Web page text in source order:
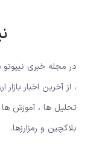
در مجله خبری نیپوتو
، از آخرین اخبار
تحلیل ها ، آموزش ها
بلاکچین و رمزارزها.